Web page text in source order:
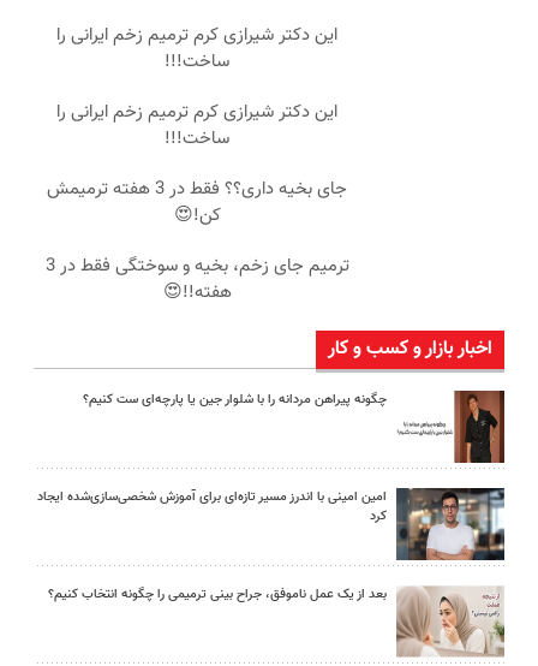
این دکتر شیرازی کرم ترمیم زخم ایرانی را
ساخت!!!
این دکتر شیرازی کرم ترمیم زخم ایرانی را
ساخت!!!
جای بخیه داری؟؟ فقط در 3 هفته ترمیمش
کن!😍
ترمیم جای زخم، بخیه و سوختگی فقط در 3
هفته!!😍
اخبار بازار و کسب و کار
چگونه پیراهن مردانه را با شلوار جین یا پارچه‌ای ست کنیم؟
امین امینی با اندرز مسیر تازه‌ای برای آموزش شخصی‌سازی‌شده ایجاد
کرد
بعد از یک عمل ناموفق، جراح بینی ترمیمی را چگونه انتخاب کنیم؟